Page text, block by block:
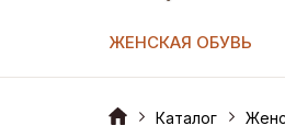
ЖЕНСКАЯ ОБУВЬ
Каталог